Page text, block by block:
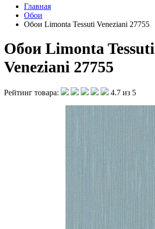
Главная
Обои
Обои Limonta Tessuti Veneziani 27755
Обои Limonta Tessuti
Veneziani 27755
Рейтинг товара: 4.7 из 5